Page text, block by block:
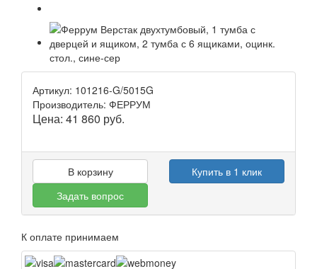
Артикул: 101216-G/5015G
Производитель: ФЕРРУМ
Цена: 41 860 руб.
В корзину
Купить в 1 клик
Задать вопрос
К оплате принимаем